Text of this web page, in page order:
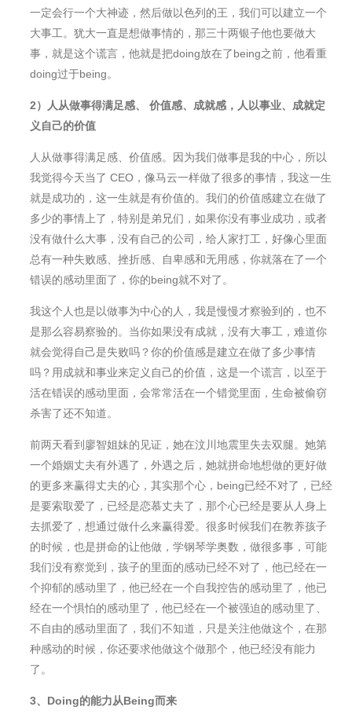
一定会行一个大神迹，然后做以色列的王，我们可以建立一个
大事工。犹大一直是想做事情的，那三十两银子他也要做大
事，就是这个谎言，他就是把doing放在了being之前，他看重
doing过于being。
2） 人从做事得满足感、 价值感、成就感， 人以事业、成就定
义自己的价值
人从做事得满足感、价值感。因为我们做事是我的中心，所以
我觉得今天当了 CEO，像⻢云一样做了很多的事情，我这一生
就是成功的，这一生就是有价值的。我们的价值感建立在做了
多少的事情上了，特别是弟兄们，如果你没有事业成功，或者
没有做什么大事，没有自己的公司，给人家打工，好像心里面
总有一种失败感、挫折感、自卑感和无用感，你就落在了一个
错误的感动里面了，你的being就不对了。
我这个人也是以做事为中心的人，我是慢慢才察验到的，也不
是那么容易察验的。当你如果没有成就，没有大事工，难道你
就会觉得自己是失败吗？你的价值感是建立在做了多少事情
吗？用成就和事业来定义自己的价值，这是一个谎言，以至于
活在错误的感动里面，会常常活在一个错觉里面，生命被偷窃
杀害了还不知道。
前两天看到廖智姐妹的见证，她在汶川地震里失去双腿。她第
一个婚姻丈夫有外遇了，外遇之后，她就拼命地想做的更好做
的更多来赢得丈夫的心，其实那个心，being已经不对了，已经
是要索取爱了，已经是恋慕丈夫了，那个心已经是要从人身上
去抓爱了，想通过做什么来赢得爱。很多时候我们在教养孩子
的时候，也是拼命的让他做，学钢琴学奥数，做很多事，可能
我们没有察觉到，孩子的里面的感动已经不对了，他已经在一
个抑郁的感动里了，他已经在一个自我控告的感动里了，他已
经在一个惧怕的感动里了，他已经在一个被强迫的感动里了、
不自由的感动里面了，我们不知道，只是关注他做这个，在那
种感动的时候，你还要求他做这个做那个，他已经没有能力
了。
3、Doing的能力从Being而来